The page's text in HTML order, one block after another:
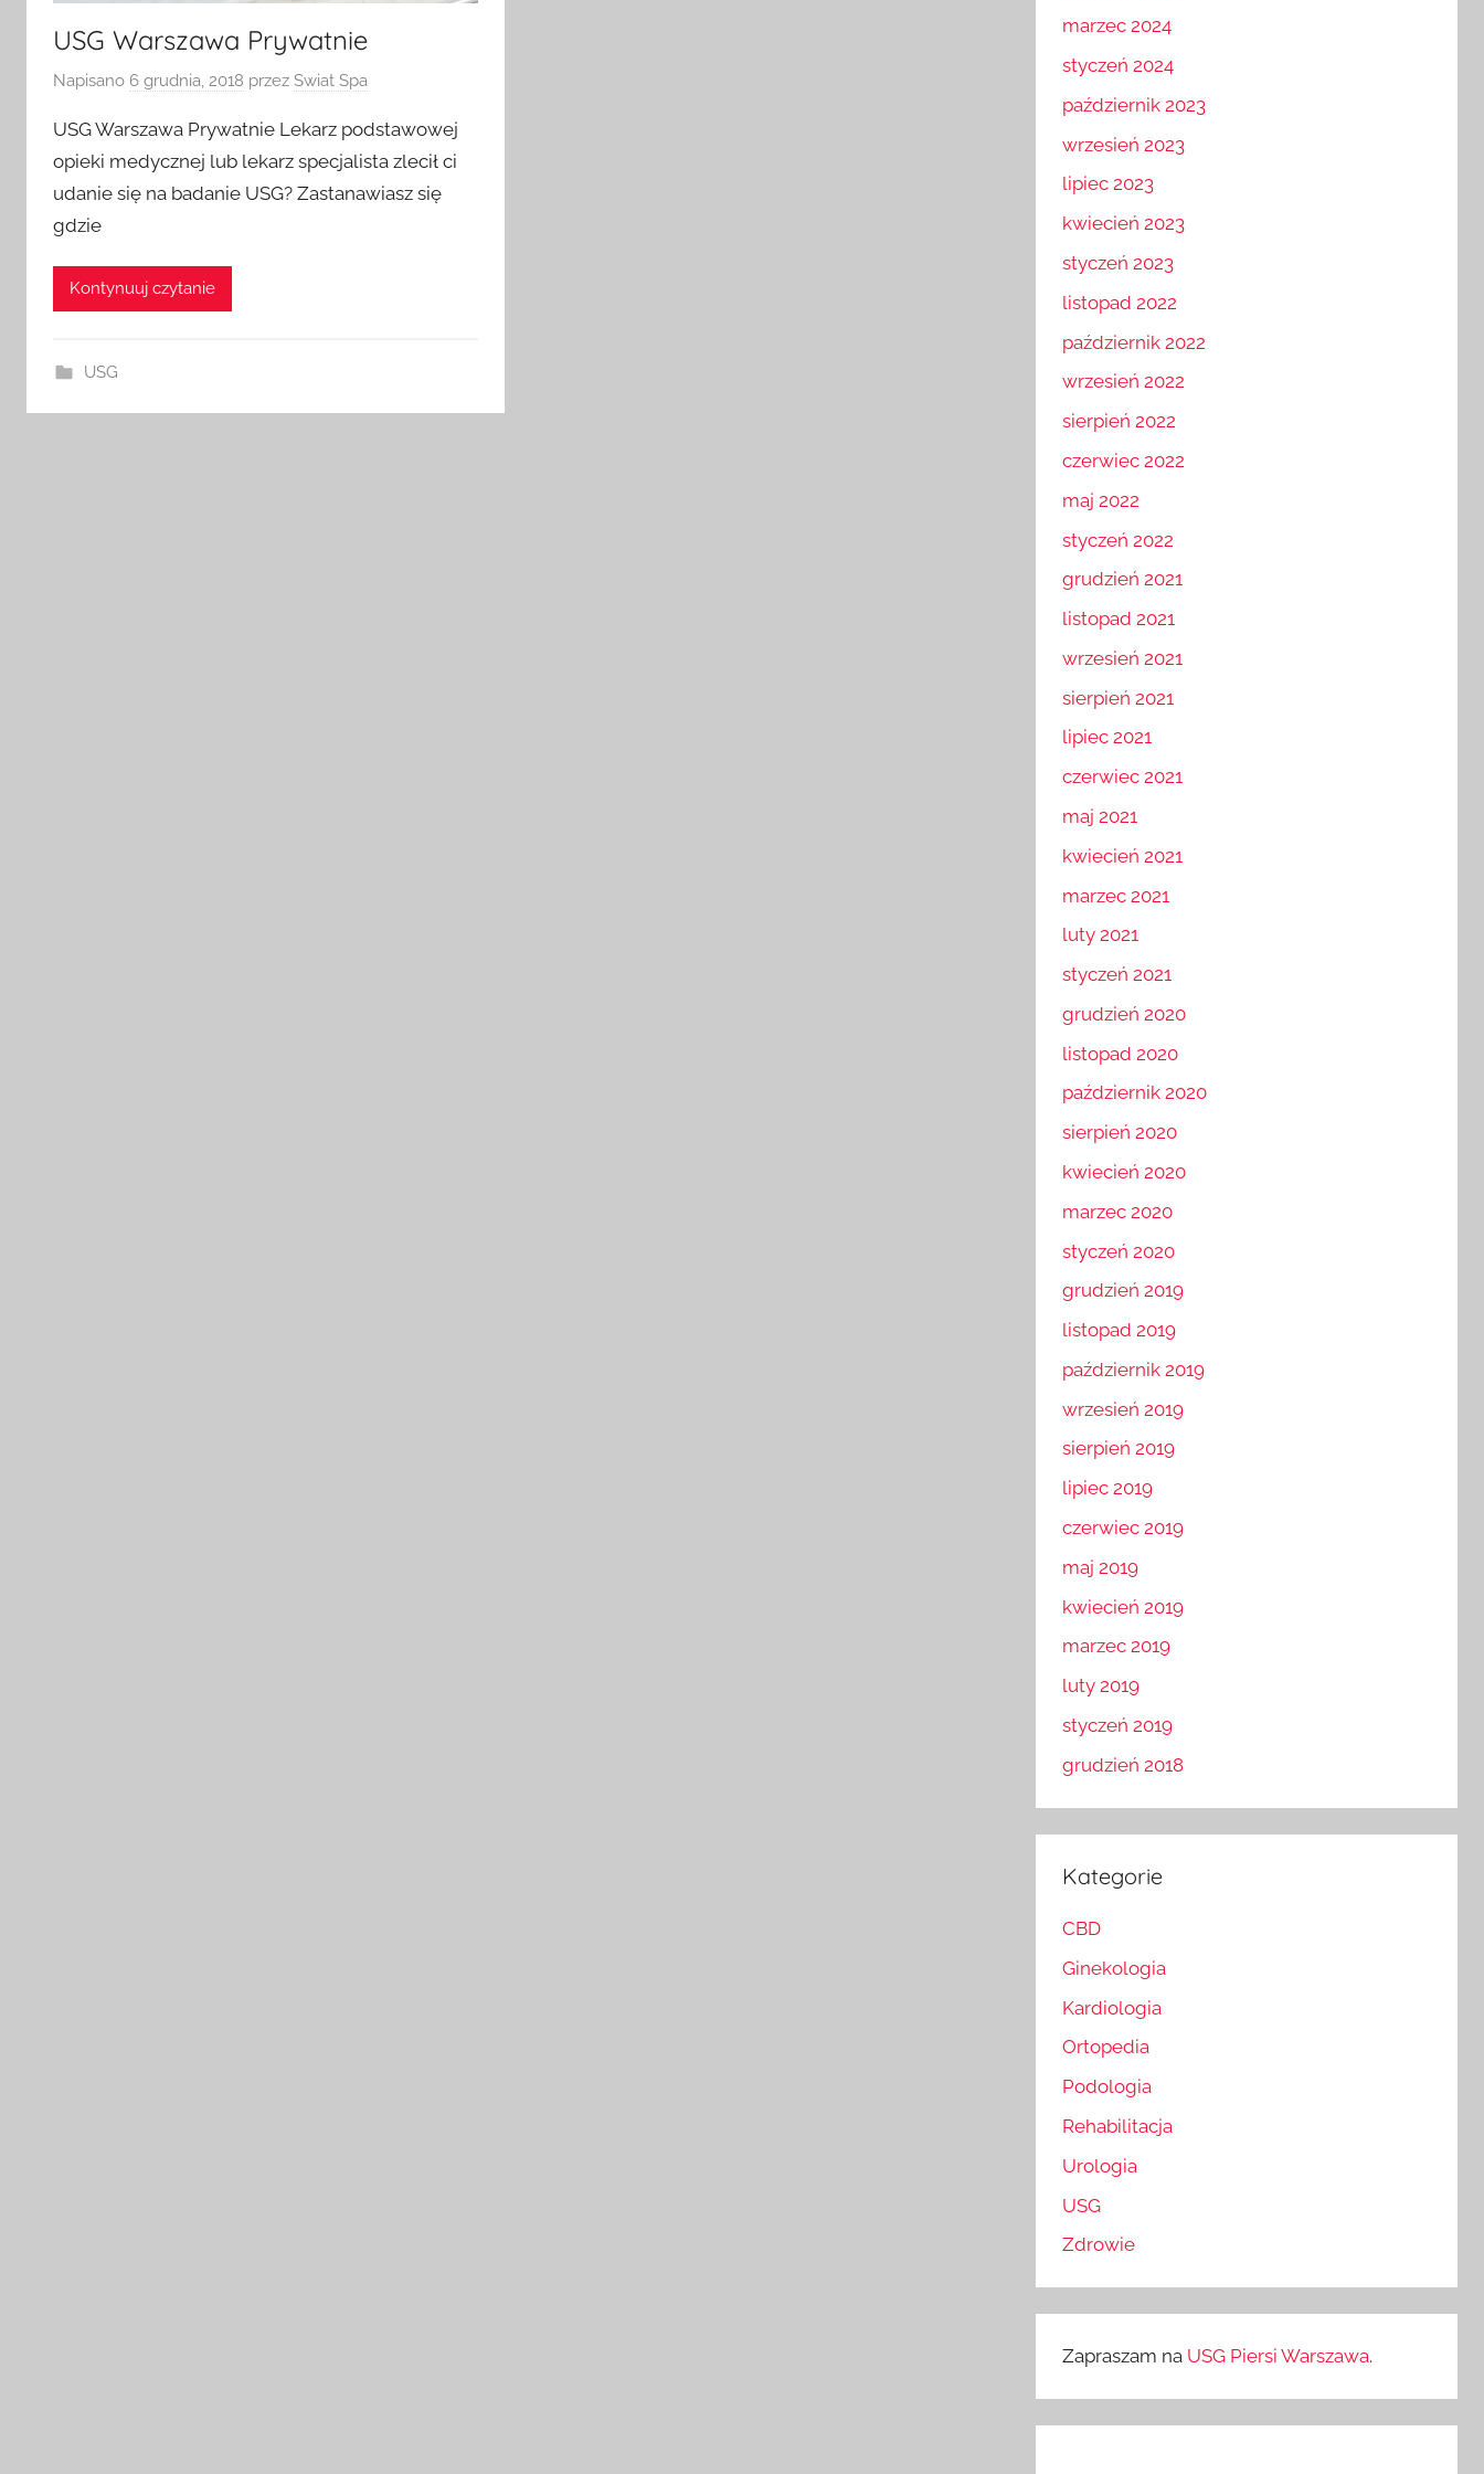
USG Warszawa Prywatnie
Napisano 6 grudnia, 2018 przez Swiat Spa
USG Warszawa Prywatnie Lekarz podstawowej
opieki medycznej lub lekarz specjalista zlecił ci
udanie się na badanie USG? Zastanawiasz się
gdzie
Kontynuuj czytanie
USG
marzec 2024
styczeń 2024
październik 2023
wrzesień 2023
lipiec 2023
kwiecień 2023
styczeń 2023
listopad 2022
październik 2022
wrzesień 2022
sierpień 2022
czerwiec 2022
maj 2022
styczeń 2022
grudzień 2021
listopad 2021
wrzesień 2021
sierpień 2021
lipiec 2021
czerwiec 2021
maj 2021
kwiecień 2021
marzec 2021
luty 2021
styczeń 2021
grudzień 2020
listopad 2020
październik 2020
sierpień 2020
kwiecień 2020
marzec 2020
styczeń 2020
grudzień 2019
listopad 2019
październik 2019
wrzesień 2019
sierpień 2019
lipiec 2019
czerwiec 2019
maj 2019
kwiecień 2019
marzec 2019
luty 2019
styczeń 2019
grudzień 2018
Kategorie
CBD
Ginekologia
Kardiologia
Ortopedia
Podologia
Rehabilitacja
Urologia
USG
Zdrowie
Zapraszam na USG Piersi Warszawa.